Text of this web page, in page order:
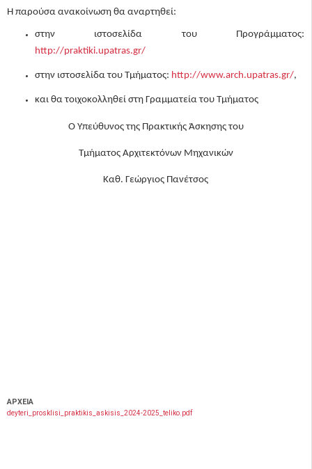
Η παρούσα ανακοίνωση θα αναρτηθεί:
στην ιστοσελίδα του Προγράμματος:
http://praktiki.upatras.gr/
στην ιστοσελίδα του Τμήματος: http://www.arch.upatras.gr/,
και θα τοιχοκολληθεί στη Γραμματεία του Τμήματος
O Υπεύθυνος της Πρακτικής Άσκησης του
Τμήματος Αρχιτεκτόνων Μηχανικών
Καθ. Γεώργιος Πανέτσος
ΑΡΧΕΙΑ
deyteri_prosklisi_praktikis_askisis_2024-2025_teliko.pdf